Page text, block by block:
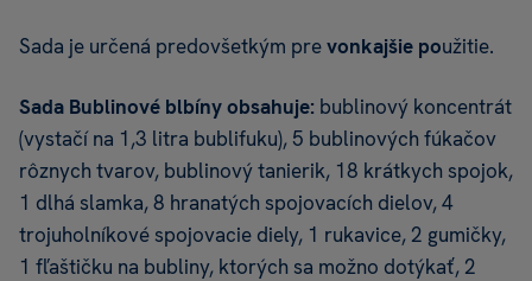
Sada je určená predovšetkým prevonkajšie použitie.
Sada Bublinové blbíny obsahuje: bublinový koncentrát
(vystačí na 1,3 litra bublifuku), 5 bublinových fúkačov
rôznych tvarov, bublinový tanierik, 18 krátkych spojok,
1 dlhá slamka, 8 hranatých spojovacích dielov, 4
trojuholníkové spojovacie diely, 1 rukavice, 2 gumičky,
1 fľaštičku na bubliny, ktorých sa možno dotýkať, 2